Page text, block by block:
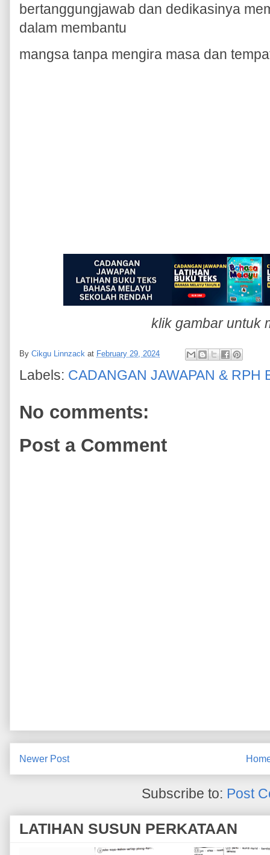
bertanggungjawab dan dedikasinya
dalam membantu
mangsa tanpa mengira masa dan
klik gambar untuk
By Cikgu Linnzack at February 29, 2024
Labels: CADANGAN JAWAPAN & RPH
No comments:
Post a Comment
Newer Post
Subscribe to: Post
LATIHAN SUSUN PERKATAAN